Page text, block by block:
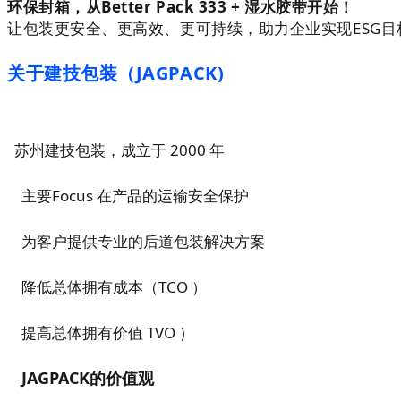
环保封箱，从Better Pack 333 + 湿水胶带开始！
让包装更安全、更高效、更可持续，助力企业实现ESG
关于建技包装（JAGPACK)
苏州建技包装，成立于 2000 年
主要Focus 在产品的运输安全保护
为客户提供专业的后道包装解决方案
降低总体拥有成本（TCO ）
提高总体拥有价值 TVO ）
JAGPACK的价值观